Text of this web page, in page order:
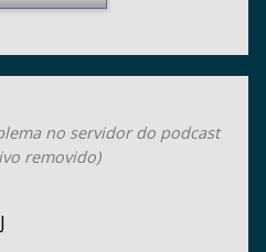
no servidor do podcast
removido)